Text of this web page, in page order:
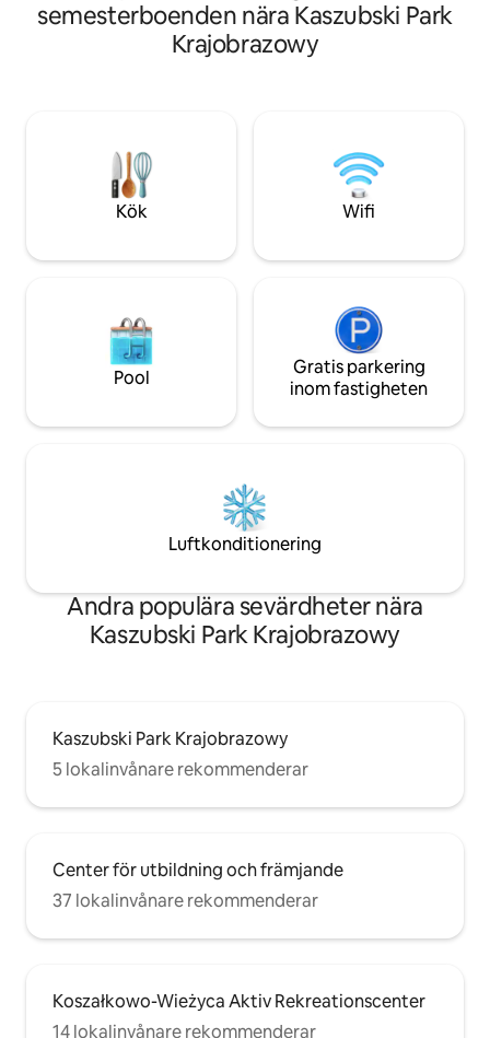
vardagsrum med pentry, matsal,
badrum och en stor terrass omgiven av
skog. Tomten där huset står är ca 500
Till sjön Sudomie 150 m.
med en
av 10 km finns
elden. Vi inbjuder
semesterboenden nära Kaszubski Park
Krajobrazowy
Kök Wifi
Pool
Gratis parkering
inom fastigheten
Luftkonditionering
Andra populära sevärdheter nära
Kaszubski Park Krajobrazowy
Kaszubski Park Krajobrazowy
5 lokalinvånare rekommenderar
Center för utbildning och främjande
37 lokalinvånare rekommenderar
Koszałkowo-Wieżyca Aktiv Rekreationscenter
14 lokalinvånare rekommenderar